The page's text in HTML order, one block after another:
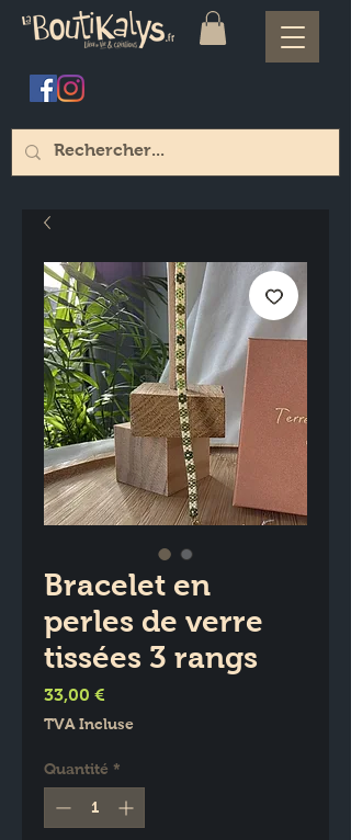
Bracelet en
perles de verre
tissées 3 rangs
33,00 €
TVA Incluse
Quantité *